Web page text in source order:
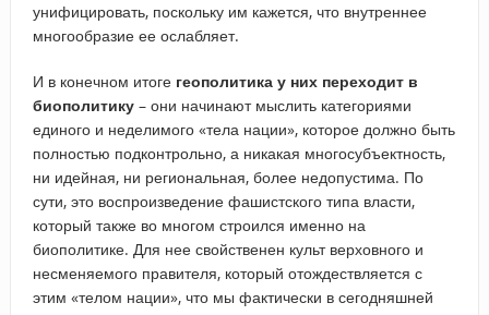
унифицировать, поскольку им кажется, что внутреннее
многообразие ее ослабляет.
И в конечном итоге геополитика у них переходит в
биополитику– они начинают мыслить категориями
единого и неделимого «тела нации», которое должно быть
полностью подконтрольно, а никакая многосубъектность,
ни идейная, ни региональная, более недопустима. По
сути, это воспроизведение фашистского типа власти,
который также во многом строился именно на
биополитике. Для нее свойственен культ верховного и
несменяемого правителя, который отождествляется с
этим «телом нации», что мы фактически в сегодняшней